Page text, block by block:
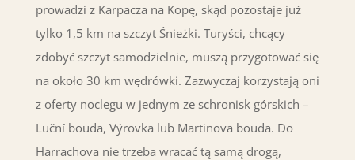
prowadzi z Karpacza na Kopę, skąd pozostaje już
tylko 1,5 km na szczyt Śnieżki. Turyści, chcący
zdobyć szczyt samodzielnie, muszą przygotować się
na około 30 km wędrówki. Zazwyczaj korzystają oni
z oferty noclegu w jednym ze schronisk górskich –
Luční bouda, Výrovka lub Martinova bouda. Do
Harrachova nie trzeba wracać tą samą drogą,